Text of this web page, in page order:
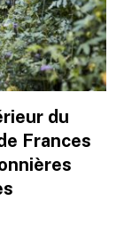
du
Frances